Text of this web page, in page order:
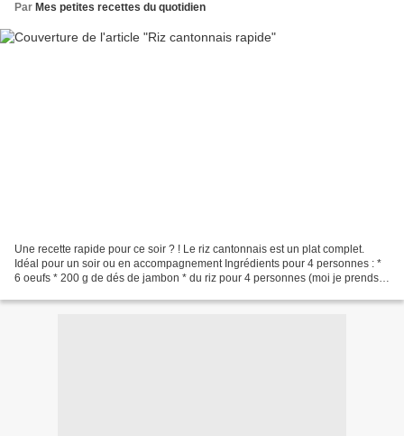
Par Mes petites recettes du quotidien
Une recette rapide pour ce soir ? ! Le riz cantonnais est un plat complet.
Idéal pour un soir ou en accompagnement Ingrédients pour 4 personnes : *
6 oeufs * 200 g de dés de jambon * du riz pour 4 personnes (moi je prends